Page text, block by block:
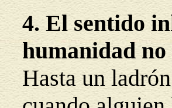
4. El sentido
humanidad no
Hasta un